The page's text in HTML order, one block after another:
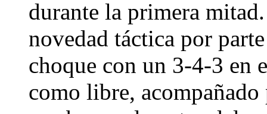
durante la primera
novedad táctica por
choque con un 3-4-3 en
como libre,